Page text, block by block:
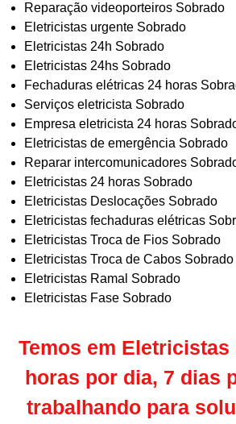
Reparação videoporteiros Sobrado
Eletricistas urgente Sobrado
Eletricistas 24h Sobrado
Eletricistas 24hs Sobrado
Fechaduras elétricas 24 horas
Serviços eletricista Sobrado
Empresa eletricista 24 horas
Eletricistas de emergência Sobrado
Reparar intercomunicadores
Eletricistas 24 horas Sobrado
Eletricistas Deslocações Sobrado
Eletricistas fechaduras elétricas
Eletricistas Troca de Fios Sobrado
Eletricistas Troca de Cabos Sobrado
Eletricistas Ramal Sobrado
Eletricistas Fase Sobrado
Temos em Eletricistas
horas por dia, 7 dias
trabalhando para